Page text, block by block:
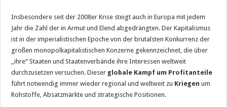
Insbesondere seit der 2008er Krise steigt auch in Europa mit jedem
Jahr die Zahl der in Armut und Elend abgedrängten. Der Kapitalismus
ist in der imperialistischen Epoche von der brutalsten Konkurrenz der
großen monopolkapitalistischen Konzerne ge­­kennzeichnet, die über
„ihre“ Staaten und Staatenverbände ihre Interessen weltweit
durchzusetzen versuchen. Dieser globale Kampf um Profitanteile
führt notwendig immer wieder regional und weltweit zu Kriegenum
Rohstoffe, Absatzmärkte und strategische Positionen.